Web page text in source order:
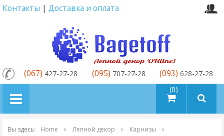
Контакты | Доставка и оплата
товаров (0)
(067) 427-27-28 (095) 707-27-28 (093) 628-27-28
Вы здесь: Home Лепной декор
Карнизы